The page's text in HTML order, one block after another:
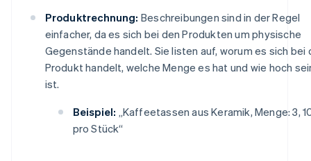
Produktrechnung: Beschreibungen sind in der Regel
einfacher, da es sich bei den Produkten um physische
Gegenstände handelt. Sie listen auf, worum es sich bei
Produkt handelt, welche Menge es hat und wie hoch
ist.
Beispiel: „Kaffeetassen aus Keramik, Menge: 3,
pro Stück“